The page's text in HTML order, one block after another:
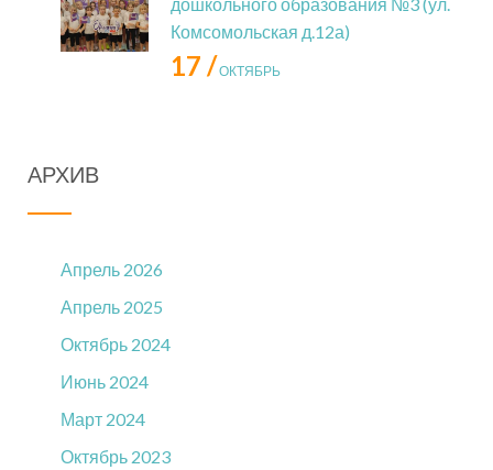
Комсомольская д.12а)
17 /ОКТЯБРЬ
АРХИВ
Апрель 2026
Апрель 2025
Октябрь 2024
Июнь 2024
Март 2024
Октябрь 2023